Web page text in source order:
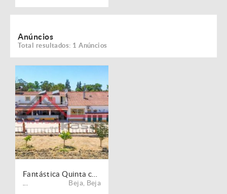
Anúncios
Total resultados: 1 Anúncios
Beja, Beja